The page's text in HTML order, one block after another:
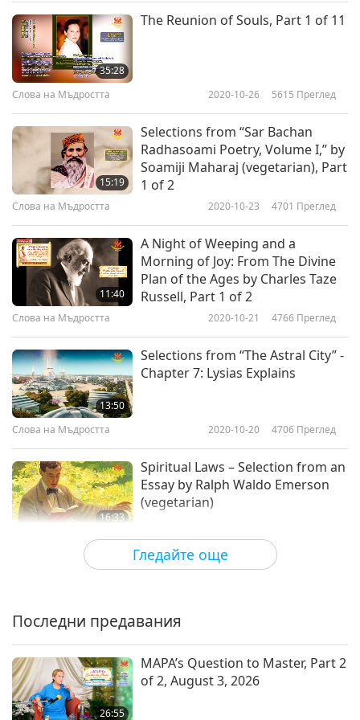
6
11:16
Свещени текстове на
будизма: Сутрата на Лотоса
Слова на Мъдростта 2020-03-03 4293 Преглед
Гледайте още
35:28
The Reunion of Souls, Part 1 of 11
Слова на Мъдростта 2020-10-26 5615 Преглед
15:19
Selections from “Sar Bachan
Radhasoami Poetry, Volume I,” by
Soamiji Maharaj (vegetarian), Part
1 of 2
Слова на Мъдростта 2020-10-23 4701 Преглед
11:40
A Night of Weeping and a
Morning of Joy: From The Divine
Plan of the Ages by Charles Taze
Russell, Part 1 of 2
Слова на Мъдростта 2020-10-21 4766 Преглед
13:50
Selections from “The Astral City” -
Chapter 7: Lysias Explains
Слова на Мъдростта 2020-10-20 4706 Преглед
16:33
Spiritual Laws – Selection from an
Essay by Ralph Waldo Emerson
(vegetarian)
Слова на Мъдростта 2020-10-19 4570
11:50
Augustine of Hippo (vegetarian),
Part 1 of 2
On Serenity and Insight:
Последни предавания
26:55
MAPA’s Question to Master, Part 2
of 2, August 3, 2026